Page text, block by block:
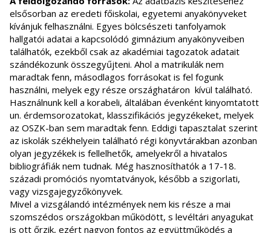
elsősorban az eredeti főiskolai, egyetemi anyakönyveket
kívánjuk felhasználni. Egyes bölcsészeti tanfolyamok
hallgatói adatai a kapcsolódó gimnázium anyakönyveiben
találhatók, ezekből csak az akadémiai tagozatok adatait
szándékozunk összegyűjteni. Ahol a matrikulák nem
maradtak fenn, másodlagos forrásokat is fel fogunk
használni, melyek egy része országhatáron kívül található.
Használnunk kell a korabeli, általában évenként kinyomtatott
un. érdemsorozatokat, klasszifikációs jegyzékeket, melyek
az OSZK-ban sem maradtak fenn. Eddigi tapasztalat szerint
az iskolák székhelyein található régi könyvtárakban azonban
olyan jegyzékek is fellelhetők, amelyekről a hivatalos
bibliográfiák nem tudnak. Még hasznosíthatók a 17-18.
századi promóciós nyomtatványok, később a szigorlati,
vagy vizsgajegyzőkönyvek.
Mivel a vizsgálandó intézmények nem kis része a mai
szomszédos országokban működött, s levéltári anyagukat
is ott őrzik, ezért nagyon fontos az együttműködés a